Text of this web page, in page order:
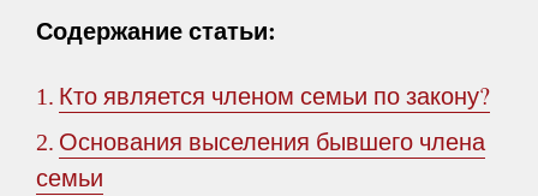
Содержание статьи:
1. Кто является членом семьи по закону?
2. Основания выселения бывшего члена
семьи